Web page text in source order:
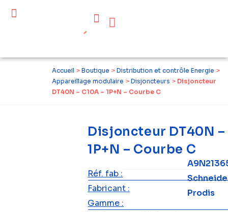
Accueil > Boutique > Distribution et contrôle Energie >
Appareillage modulaire > Disjoncteurs > Disjoncteur
DT40N – C10A – 1P+N – Courbe C
Disjoncteur DT40N –
1P+N – Courbe C
Réf. fab :
Fabricant :
Gamme :
Prodis